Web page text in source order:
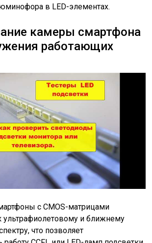
в LED-элементах.
камеры смартфона
работающих
с CMOS-матрицами
ультрафиолетовому и ближнему
что позволяет